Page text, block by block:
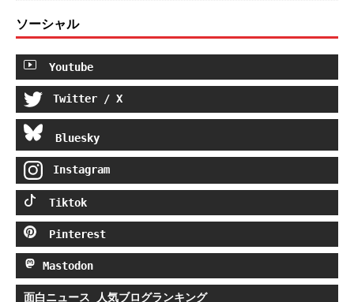
ソーシャル
Youtube
Twitter / X
Bluesky
Instagram
Tiktok
Pinterest
Mastodon
面白ニュース 人気ブログランキング